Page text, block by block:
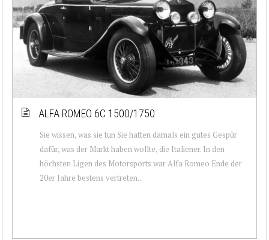
ALFA ROMEO 6C 1500/1750
Sie wissen, was sie tun Sie hatten damals ein gutes Gespür
dafür, was der Markt haben wollte, die Italiener. In den
höchsten Ligen des Motorsports war Alfa Romeo Ende der
20er Jahre bestens vertreten...